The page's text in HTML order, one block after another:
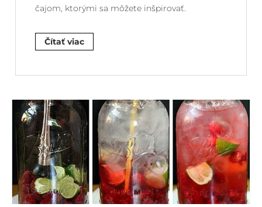
čajom, ktorými sa môžete inšpirovať.
Čítať viac